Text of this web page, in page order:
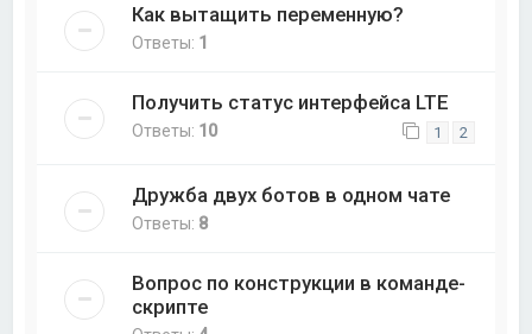
Как вытащить переменную?
Ответы: 1
Получить статус интерфейса LTE
Ответы: 10 1 2
Дружба двух ботов в одном чате
Ответы: 8
Вопрос по конструкции в команде-
скрипте